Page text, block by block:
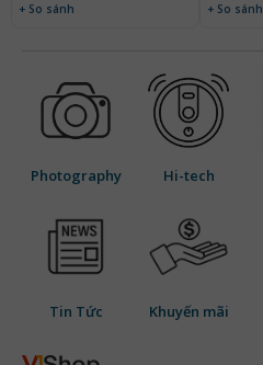
+ So sánh + So sánh
Photography Hi-tech
Tin Tức Khuyến mãi